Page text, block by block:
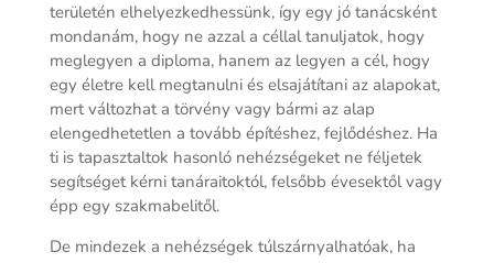
területén elhelyezkedhessünk, így egy jó tanácsként
mondanám, hogy ne azzal a céllal tanuljatok, hogy
meglegyen a diploma, hanem az legyen a cél, hogy
egy életre kell megtanulni és elsajátítani az alapokat,
mert változhat a törvény vagy bármi az alap
elengedhetetlen a tovább építéshez, fejlődéshez. Ha
ti is tapasztaltok hasonló nehézségeket ne féljetek
segítséget kérni tanáraitoktól, felsőbb évesektől vagy
épp egy szakmabelitől.
De mindezek a nehézségek túlszárnyalhatóak, ha